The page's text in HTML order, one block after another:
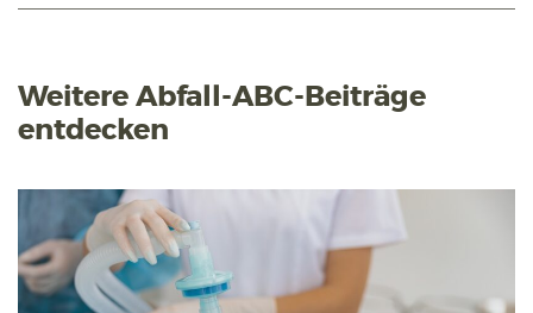
Weitere Abfall-ABC-Beiträge
entdecken